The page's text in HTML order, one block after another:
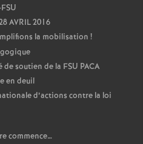
AVRIL 2016
la mobilisation !
soutien de la FSU PACA
en deuil
d’actions contre la loi
commence…